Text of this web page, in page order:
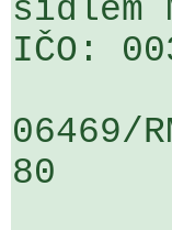
sídlem
IČO:
80